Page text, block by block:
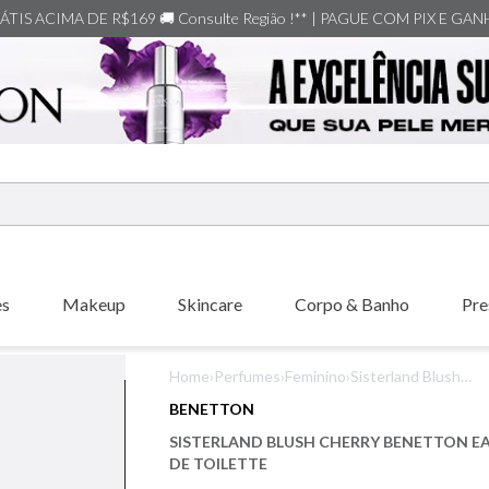
ACIMA DE R$169 🚚 Consulte Região !** | PAGUE COM PIX E
Makeup Skincare Corpo & Banho
Home›Perfumes›Feminino›Sisterland Blush
BENETTON
SISTERLAND BLUSH CHERRY BENETTON
DE TOILETTE
carolina herrera